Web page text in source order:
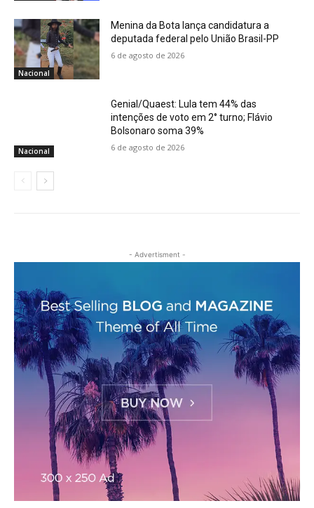
Nacional
Menina da Bota lança candidatura a
deputada federal pelo União Brasil-PP
6 de agosto de 2026
Nacional
Genial/Quaest: Lula tem 44% das
intenções de voto em 2° turno; Flávio
Bolsonaro soma 39%
6 de agosto de 2026
- Advertisment -